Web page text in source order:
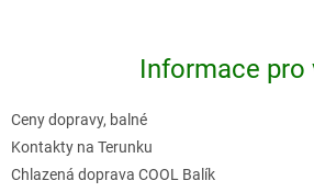
Informace pro
Ceny dopravy, balné
Kontakty na Terunku
Chlazená doprava COOL Balík